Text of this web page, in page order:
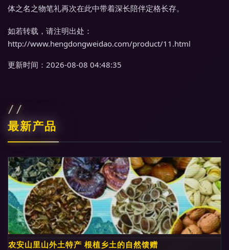
体之名之物笔礼再次在此中带着深长陪伴定格长存。
如若转载，请注明出处：
http://www.hengdongweidao.com/product/11.html
更新时间：2026-08-08 04:48:35
最新产品
农安山里山外土特产 根植乡土的自然馈赠